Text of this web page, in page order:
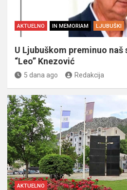
AKTUELNO IN MEMORIAM LJUBUŠKI
U Ljubuškom preminuo naš
“Leo” Knezović
5 dana ago Redakcija
AKTUELNO